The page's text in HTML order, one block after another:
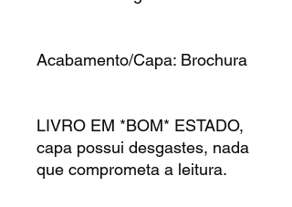
Acabamento/Capa: Brochura
LIVRO EM *BOM* ESTADO,
capa possui desgastes, nada
que comprometa a leitura.